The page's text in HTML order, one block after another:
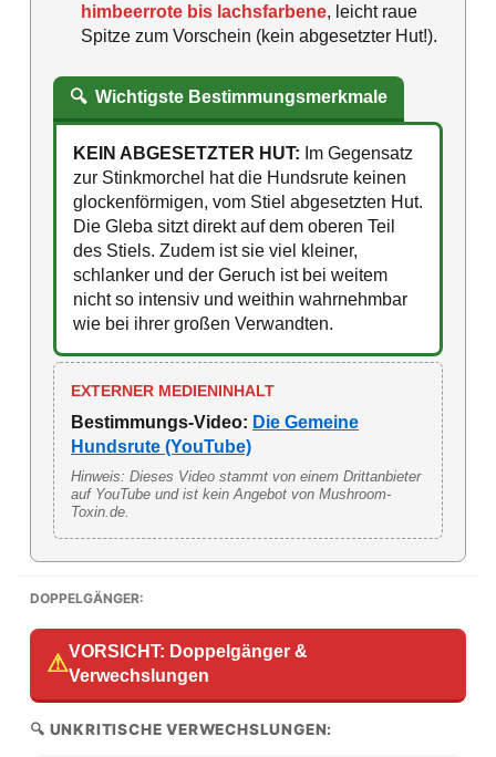
himbeerrote bis lachsfarbene, leicht raue
Spitze zum Vorschein (kein abgesetzter Hut!).
🔍 Wichtigste Bestimmungsmerkmale
KEIN ABGESETZTER HUT: Im Gegensatz
zur Stinkmorchel hat die Hundsrute keinen
glockenförmigen, vom Stiel abgesetzten Hut.
Die Gleba sitzt direkt auf dem oberen Teil
des Stiels. Zudem ist sie viel kleiner,
schlanker und der Geruch ist bei weitem
nicht so intensiv und weithin wahrnehmbar
wie bei ihrer großen Verwandten.
EXTERNER MEDIENINHALT
Bestimmungs-Video: Die Gemeine
Hundsrute (YouTube)
Hinweis: Dieses Video stammt von einem Drittanbieter
auf YouTube und ist kein Angebot von Mushroom-
Toxin.de.
DOPPELGÄNGER:
⚠VORSICHT: Doppelgänger &
Verwechslungen
🔍 UNKRITISCHE VERWECHSLUNGEN: